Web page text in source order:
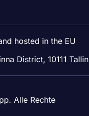
hosted in the EU
District, 10111
Alle Rechte